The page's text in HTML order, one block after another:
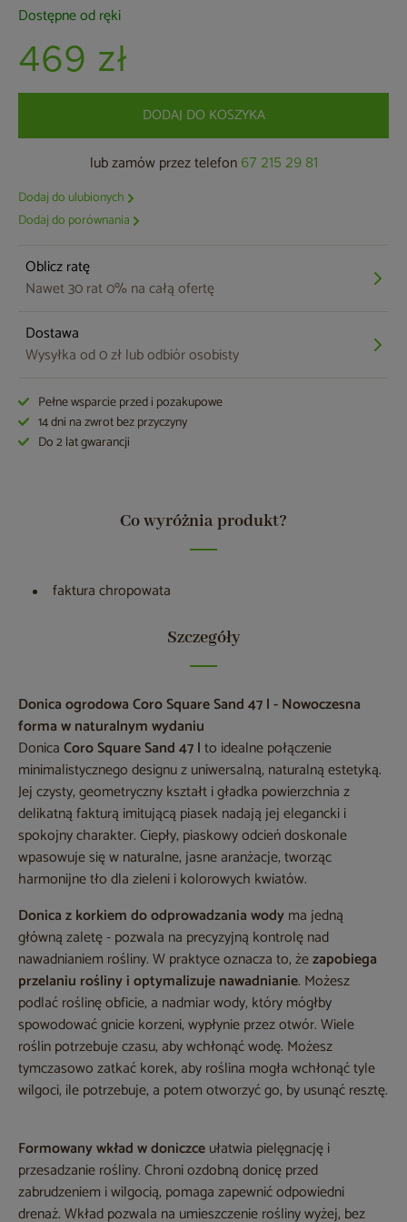
Dostępne od ręki
469 zł
DODAJ DO KOSZYKA
lub zamów przez telefon 67 215 29 81
Dodaj do ulubionych
Dodaj do porównania
Oblicz ratę
Nawet 30 rat 0% na całą ofertę
Dostawa
Wysyłka od 0 zł lub odbiór osobisty
Pełne wsparcie przed i pozakupowe
14 dni na zwrot bez przyczyny
Do 2 lat gwarancji
Co wyróżnia produkt?
faktura chropowata
Szczegóły
Donica ogrodowa Coro Square Sand 47 l - Nowoczesna
forma w naturalnym wydaniu
DonicaCoro Square Sand 47 lto idealne połączenie
minimalistycznego designu z uniwersalną, naturalną estetyką.
Jej czysty, geometryczny kształt i gładka powierzchnia z
delikatną fakturą imitującą piasek nadają jej elegancki i
spokojny charakter. Ciepły, piaskowy odcień doskonale
wpasowuje się w naturalne, jasne aranżacje, tworząc
harmonijne tło dla zieleni i kolorowych kwiatów.
Donica z korkiem do odprowadzania wodyma jedną
główną zaletę - pozwala na precyzyjną kontrolę nad
nawadnianiem rośliny. W praktyce oznacza to, żezapobiega
przelaniu rośliny i optymalizuje nawadnianie. Możesz
podlać roślinę obficie, a nadmiar wody, który mógłby
spowodować gnicie korzeni, wypłynie przez otwór. Wiele
roślin potrzebuje czasu, aby wchłonąć wodę. Możesz
tymczasowo zatkać korek, aby roślina mogła wchłonąć tyle
wilgoci, ile potrzebuje, a potem otworzyć go, by usunąć resztę.
Formowany wkład w doniczceułatwia pielęgnację i
przesadzanie rośliny. Chroni ozdobną donicę przed
zabrudzeniem i wilgocią, pomaga zapewnić odpowiedni
drenaż. Wkład pozwala na umieszczenie rośliny wyżej, bez